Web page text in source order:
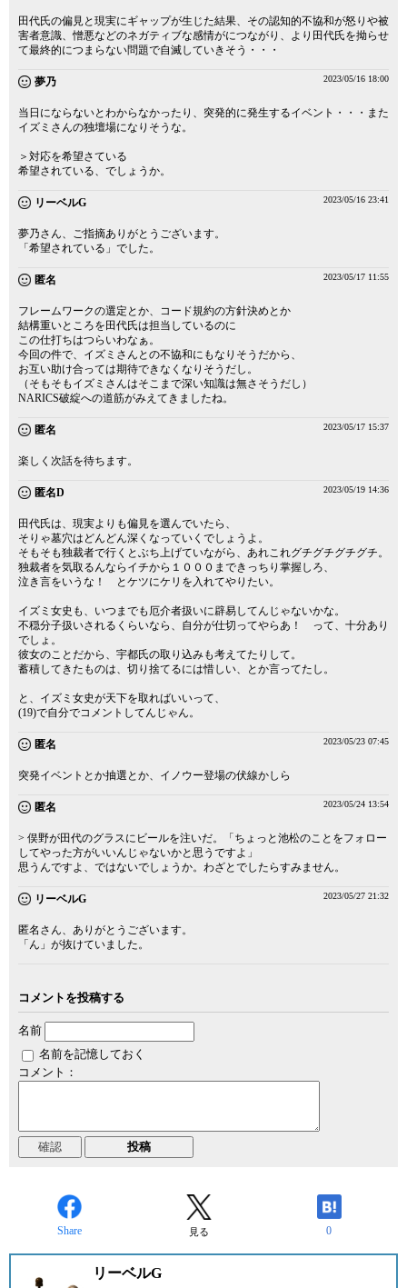
田代氏の偏見と現実にギャップが生じた結果、その認知的不協和が怒りや被
害者意識、憎悪などのネガティブな感情がにつながり、より田代氏を拗らせ
て最終的につまらない問題で自滅していきそう・・・
夢乃 2023/05/16 18:00
当日にならないとわからなかったり、突発的に発生するイベント・・・また
イズミさんの独壇場になりそうな。
＞対応を希望さている
希望されている、でしょうか。
リーベルG 2023/05/16 23:41
夢乃さん、ご指摘ありがとうございます。
「希望されている」でした。
匿名 2023/05/17 11:55
フレームワークの選定とか、コード規約の方針決めとか
結構重いところを田代氏は担当しているのに
この仕打ちはつらいわなぁ。
今回の件で、イズミさんとの不協和にもなりそうだから、
お互い助け合っては期待できなくなりそうだし。
（そもそもイズミさんはそこまで深い知識は無さそうだし）
NARICS破綻への道筋がみえてきましたね。
匿名 2023/05/17 15:37
楽しく次話を待ちます。
匿名D 2023/05/19 14:36
田代氏は、現実よりも偏見を選んでいたら、
そりゃ墓穴はどんどん深くなっていくでしょうよ。
そもそも独裁者で行くとぶち上げていながら、あれこれグチグチグチグチ。
独裁者を気取るんならイチから１０００まできっちり掌握しろ、
泣き言をいうな！ とケツにケリを入れてやりたい。
イズミ女史も、いつまでも厄介者扱いに辟易してんじゃないかな。
不穏分子扱いされるくらいなら、自分が仕切ってやらあ！ って、十分あり
でしょ。
彼女のことだから、宇都氏の取り込みも考えてたりして。
蓄積してきたものは、切り捨てるには惜しい、とか言ってたし。
と、イズミ女史が天下を取ればいいって、
(19)で自分でコメントしてんじゃん。
匿名 2023/05/23 07:45
突発イベントとか抽選とか、イノウー登場の伏線かしら
匿名 2023/05/24 13:54
> 俣野が田代のグラスにビールを注いだ。「ちょっと池松のことをフォロー
してやった方がいいんじゃないかと思うですよ」
思うんですよ、ではないでしょうか。わざとでしたらすみません。
リーベルG 2023/05/27 21:32
匿名さん、ありがとうございます。
「ん」が抜けていました。
コメントを投稿する
名前
名前を記憶しておく
コメント：
Share 見る 0
リーベルG